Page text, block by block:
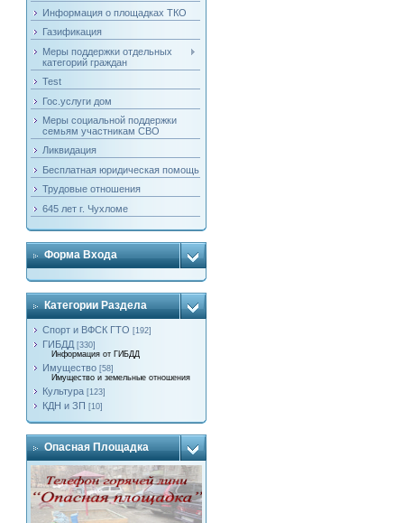
Информация о площадках ТКО
Газификация
Меры поддержки отдельных
категорий граждан
Test
Гос.услуги дом
Меры социальной поддержки
семьям участникам СВО
Ликвидация
Бесплатная юридическая помощь
Трудовые отношения
645 лет г. Чухломе
Форма Входа
Категории Раздела
Спорт и ВФСК ГТО [192]
ГИБДД [330]
Информация от ГИБДД
Имущество [58]
Имущество и земельные отношения
Культура [123]
КДН и ЗП [10]
Опасная Площадка